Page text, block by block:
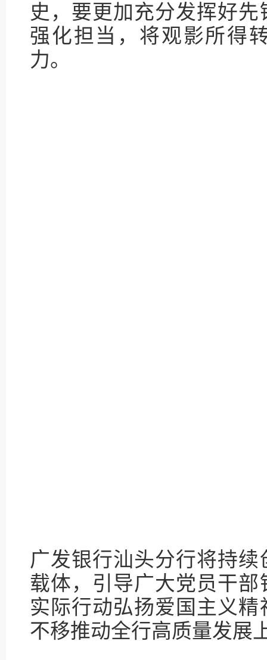
史，要更加充分发挥好
强化担当，将观影所得
力。
广发银行汕头分行将持
载体，引导广大党员干
实际行动弘扬爱国主义
不移推动全行高质量发展